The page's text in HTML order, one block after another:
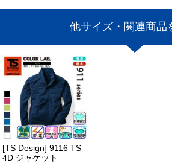
他サイズ・関連商品
[TS Design] 9116 TS
4D ジャケット